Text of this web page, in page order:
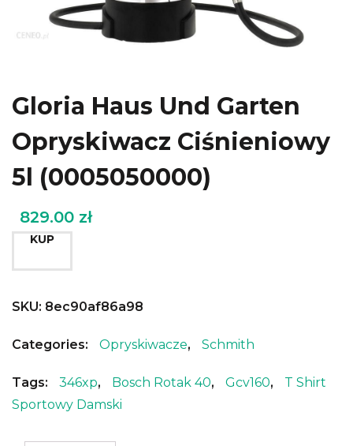
Gloria Haus Und Garten
Opryskiwacz Ciśnieniowy
5l (0005050000)
829.00 zł
KUP
SKU: 8ec90af86a98
Categories: Opryskiwacze, Schmith
Tags: 346xp, Bosch Rotak 40, Gcv160,
T Shirt
Sportowy Damski